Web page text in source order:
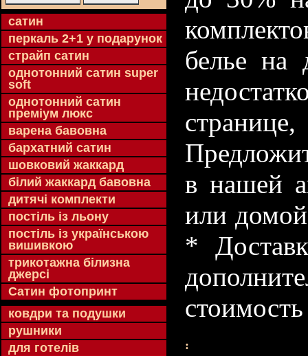
cатин
перкаль 2+1 у подарунок
страйп сатин
однотонний сатин super
soft
однотонний сатин
преміум люкс
варена бавовна
бархатний сатин
шовковий жаккард
білий жаккард бавовна
дитячі комплекти
постіль із льону
постіль із українською
вишивкою
трикотажна білизна
джерсі
Сатин фотопринт
ковдри та подушки
рушники
для готелів
белье на
в нашей
или
*
: